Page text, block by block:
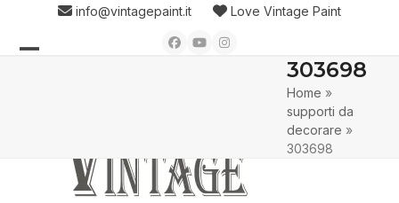
content
info@vintagepaint.it Love Vintage Paint
Facebook
YouTubeInstagram
303698
Home »
supporti da
decorare »
303698